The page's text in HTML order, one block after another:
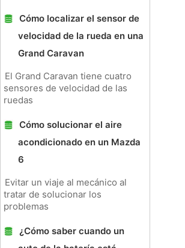
Cómo localizar el sensor de
velocidad de la rueda en una
Grand Caravan
El Grand Caravan tiene cuatro
sensores de velocidad de las
ruedas
Cómo solucionar el aire
acondicionado en un Mazda
6
Evitar un viaje al mecánico al
tratar de solucionar los
problemas
¿Cómo saber cuando un